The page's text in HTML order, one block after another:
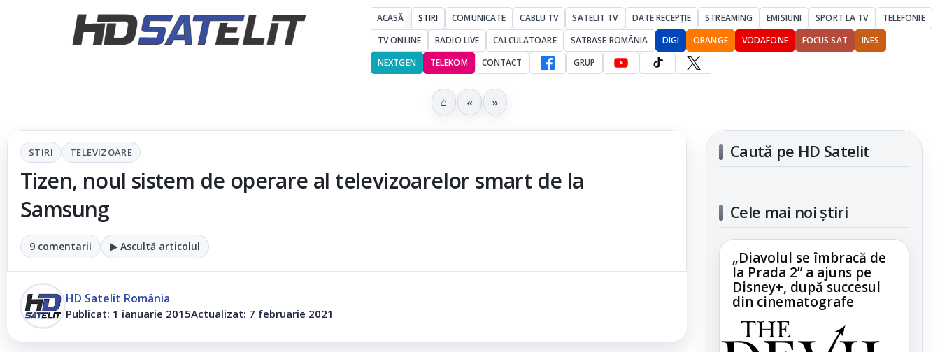
ACASĂ ȘTIRI COMUNICATE CABLU TV SATELIT TV DATE RECEPȚIE STREAMING EMISIUNI SPORT LA TV
TELEFONIE
TV ONLINE
RADIO LIVE CALCULATOARE SATBASE ROMÂNIA DIGI ORANGE VODAFONE FOCUS SAT
INES
NEXTGEN
TELEKOM CONTACT GRUP
⌂ « »
STIRI TELEVIZOARE
Tizen, noul sistem de operare al televizoarelor smart de la
Samsung
9 comentarii ▶ Ascultă articolul
HD Satelit România
Publicat: 1 ianuarie 2015Actualizat: 7 februarie 2021
Caută pe HD Satelit
Cele mai noi știri
„Diavolul se îmbracă de
la Prada 2” a ajuns pe
Disney+, după succesul
din cinematografe